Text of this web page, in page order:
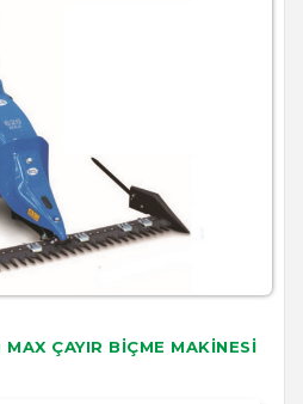
ÇAYIR BİÇME MAKİNESİ